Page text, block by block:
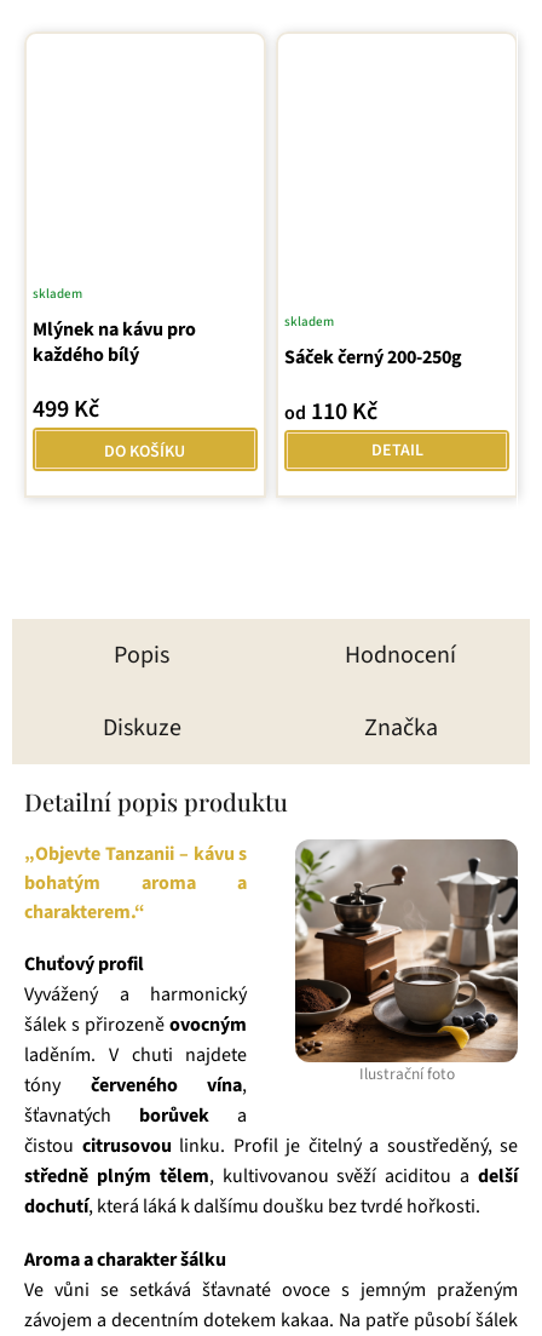
Mlýnek na kávu pro
každého bílý
skladem
499 Kč
DO KOŠÍKU
Sáček černý 200-250g
skladem
od 110 Kč
DETAIL
Popis Hodnocení
Diskuze Značka
Detailní popis produktu
Ilustrační foto
„Objevte Tanzanii – kávu s
bohatým aroma a
charakterem.“
Chuťový profil
Vyvážený a harmonický
šálek s přirozeněovocným
laděním. V chuti najdete
tóny červeného vína,
šťavnatých borůvek a
čistou citrusovou linku. Profil je čitelný a soustředěný, se
středně plným tělem, kultivovanou svěží aciditou adelší
dochutí, která láká k dalšímu doušku bez tvrdé hořkosti.
Aroma a charakter šálku
Ve vůni se setkává šťavnaté ovoce s jemným praženým
závojem a decentním dotekem kakaa. Na patře působí šálek